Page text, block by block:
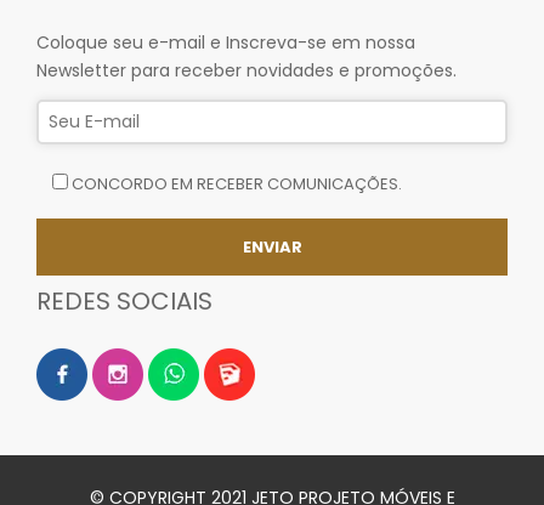
Coloque seu e-mail e Inscreva-se em nossa
Newsletter para receber novidades e promoções.
CONCORDO EM RECEBER COMUNICAÇÕES.
REDES SOCIAIS
© COPYRIGHT 2021 JETO PROJETO MÓVEIS E